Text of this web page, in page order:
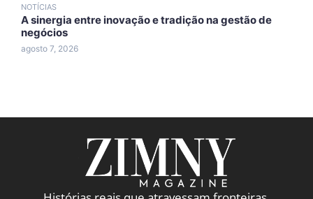
NOTÍCIAS
A sinergia entre inovação e tradição na gestão de
negócios
agosto 7, 2026